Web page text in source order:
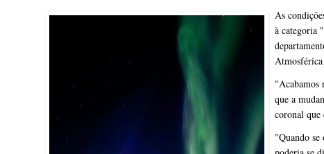
As
à categoria
"Acabamos
que a
coronal
"Quando se